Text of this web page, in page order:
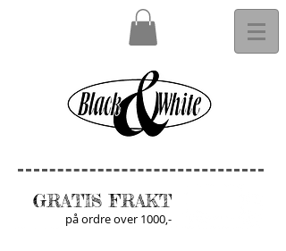
GRATIS FRAKT
på ordre over 1000,-